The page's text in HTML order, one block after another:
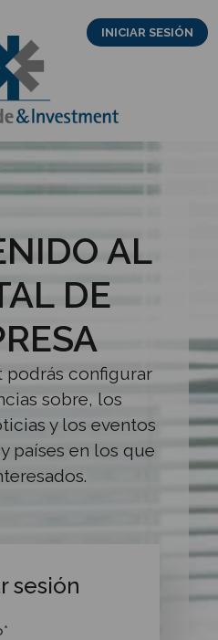
INICIAR SESIÓN
AL
DE
podrás configurar
sobre, los
y los eventos
países en los que
sesión